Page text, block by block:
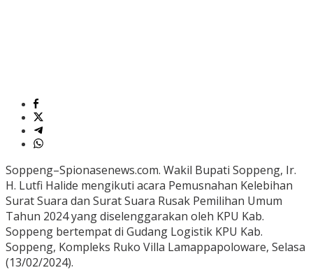
Soppeng–Spionasenews.com. Wakil Bupati Soppeng, Ir.
H. Lutfi Halide mengikuti acara Pemusnahan Kelebihan
Surat Suara dan Surat Suara Rusak Pemilihan Umum
Tahun 2024 yang diselenggarakan oleh KPU Kab.
Soppeng bertempat di Gudang Logistik KPU Kab.
Soppeng, Kompleks Ruko Villa Lamappapoloware, Selasa
(13/02/2024).